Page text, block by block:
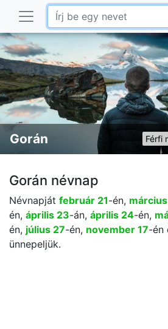
Férfi
Gorán
Gorán névnap
Névnapját február 21-én,
én, április 23-án, április 24-én,
én, július 27-én, november 17-én
ünnepeljük.